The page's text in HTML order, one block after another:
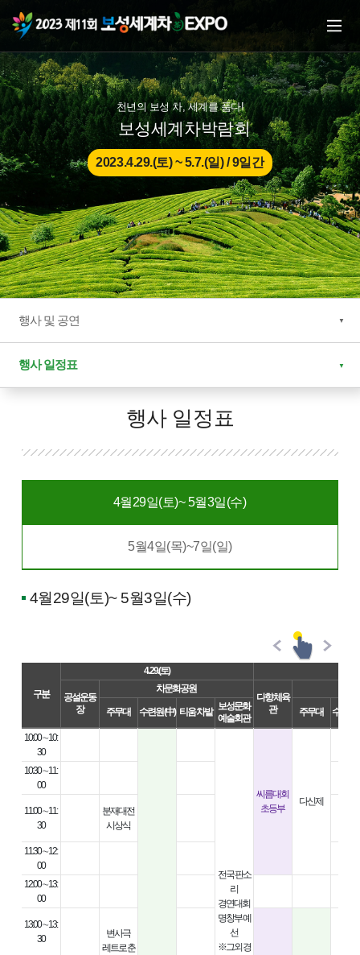
본문으로 바로가기
주메뉴 바로가기
천년의 보성 차, 세계를 품다!
보성세계차박람회
2023.4.29.(토) ~ 5.7.(일) / 9일간
행사 및 공연
행사 일정표
행사 일정표
4월29일(토)~ 5월3일(수)
5월4일(목)~7일(일)
4월29일(토)~ 5월3일(수)
구분
4. 29.(토)
공설운동
장
차문화공원
다향 체육
관
주무대 수련원 (中) 티움 차밭 보성문화
예술회관
주무대 수련원
10:00 ∼10:
30
전국 판소
리
경연대회
명창부 예
선
※그외 경
씨름대회
초등부
다신제
10:30 ∼11:
00
11:00 ∼11:
30
분재대전
시상식
11:30 ∼12:
00
12:00 ∼13:
00
13:00 ∼13:
30
변사극
레트로 춘